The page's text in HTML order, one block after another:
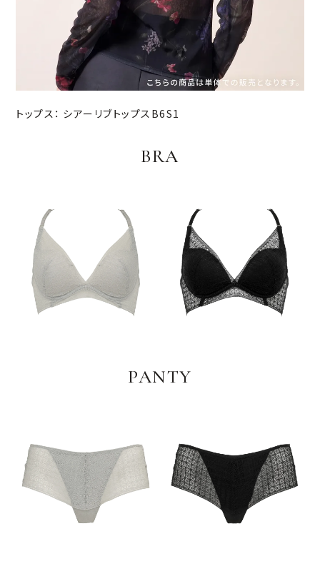
トップス： シアーリブトップスB6S1
BRA
PANTY